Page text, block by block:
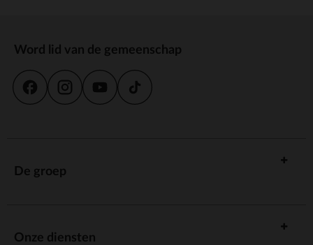
Word lid van de gemeenschap
De groep
Onze diensten